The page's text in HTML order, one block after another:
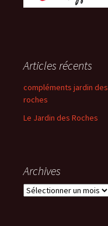
Articles récents
compléments jardin des
roches
Le Jardin des Roches
Archives
Archives